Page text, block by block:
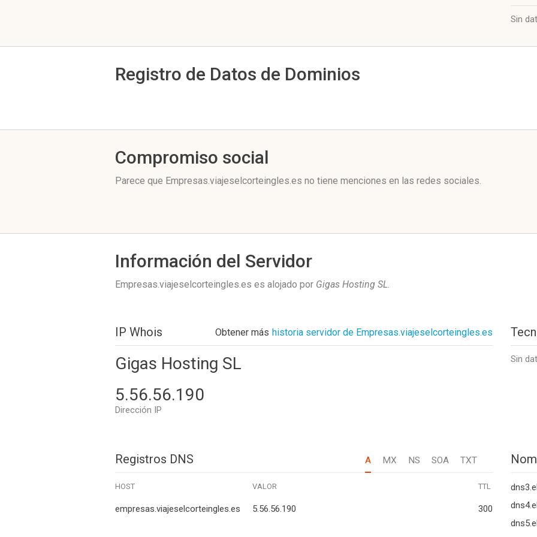
Sin
Registro de Datos de Dominios
Compromiso social
Parece que Empresas.viajeselcorteingles.es no tiene menciones en las redes sociales.
Información del Servidor
Empresas.viajeselcorteingles.es es alojado por Gigas Hosting SL.
IP Whois Obtener más historia servidor de Empresas.viajeselcorteingles.es
Gigas Hosting SL
5.56.56.190
Dirección IP
Sin
Registros DNS A MX NS SOA TXT
HOST VALOR TTL
empresas.viajeselcorteingles.es 5.56.56.190 300